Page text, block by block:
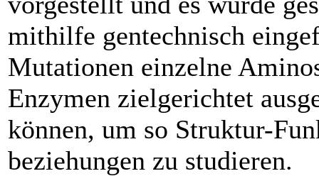
mithilfe gentechnisch
Mutationen einzelne
Enzymen zielgerichtet
können, um so Struktur-
beziehungen zu studieren.